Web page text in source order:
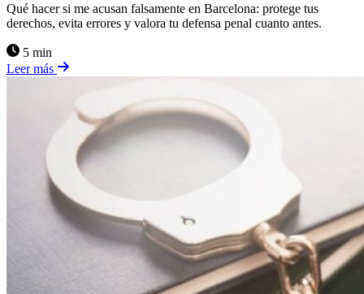
Qué hacer si me acusan falsamente en Barcelona: protege tus
derechos, evita errores y valora tu defensa penal cuanto antes.
5 min
Leer más